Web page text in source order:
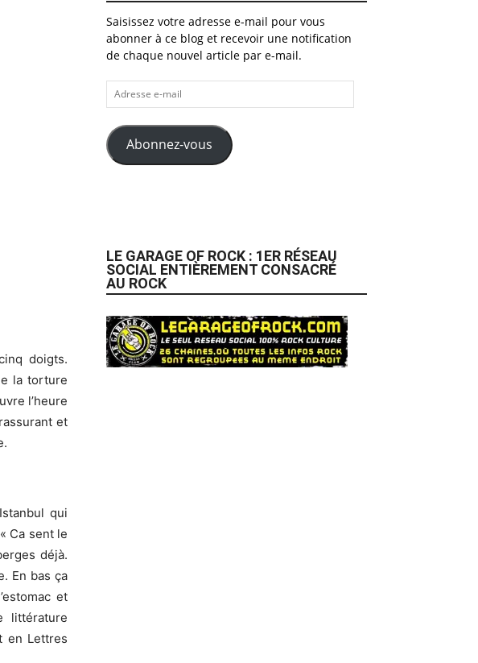
doigts.
la torture
l’heure
et
qui
Ca sent le
déjà.
En bas ça
et
littérature
en Lettres
Saisissez votre adresse e-mail pour vous
abonner à ce blog et recevoir une notification
de chaque nouvel article par e-mail.
Adresse
e-
mail
Abonnez-vous
LE GARAGE OF ROCK : 1ER RÉSEAU
SOCIAL ENTIÈREMENT CONSACRÉ
AU ROCK